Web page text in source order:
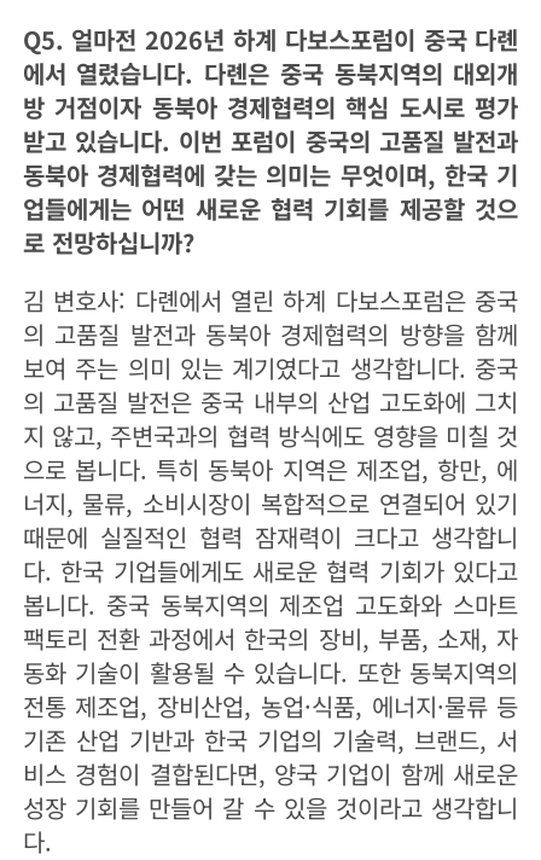
Q5. 얼마전 2026년 하계 다보스포럼이 중국 다롄
에서 열렸습니다. 다롄은 중국 동북지역의 대외개
방 거점이자 동북아 경제협력의 핵심 도시로 평가
받고 있습니다. 이번 포럼이 중국의 고품질 발전과
동북아 경제협력에 갖는 의미는 무엇이며, 한국 기
업들에게는 어떤 새로운 협력 기회를 제공할 것으
로 전망하십니까?
김 변호사: 다롄에서 열린 하계 다보스포럼은 중국
의 고품질 발전과 동북아 경제협력의 방향을 함께
보여 주는 의미 있는 계기였다고 생각합니다. 중국
의 고품질 발전은 중국 내부의 산업 고도화에 그치
지 않고, 주변국과의 협력 방식에도 영향을 미칠 것
으로 봅니다. 특히 동북아 지역은 제조업, 항만, 에
너지, 물류, 소비시장이 복합적으로 연결되어 있기
때문에 실질적인 협력 잠재력이 크다고 생각합니
다. 한국 기업들에게도 새로운 협력 기회가 있다고
봅니다. 중국 동북지역의 제조업 고도화와 스마트
팩토리 전환 과정에서 한국의 장비, 부품, 소재, 자
동화 기술이 활용될 수 있습니다. 또한 동북지역의
전통 제조업, 장비산업, 농업·식품, 에너지·물류 등
기존 산업 기반과 한국 기업의 기술력, 브랜드, 서
비스 경험이 결합된다면, 양국 기업이 함께 새로운
성장 기회를 만들어 갈 수 있을 것이라고 생각합니
다.